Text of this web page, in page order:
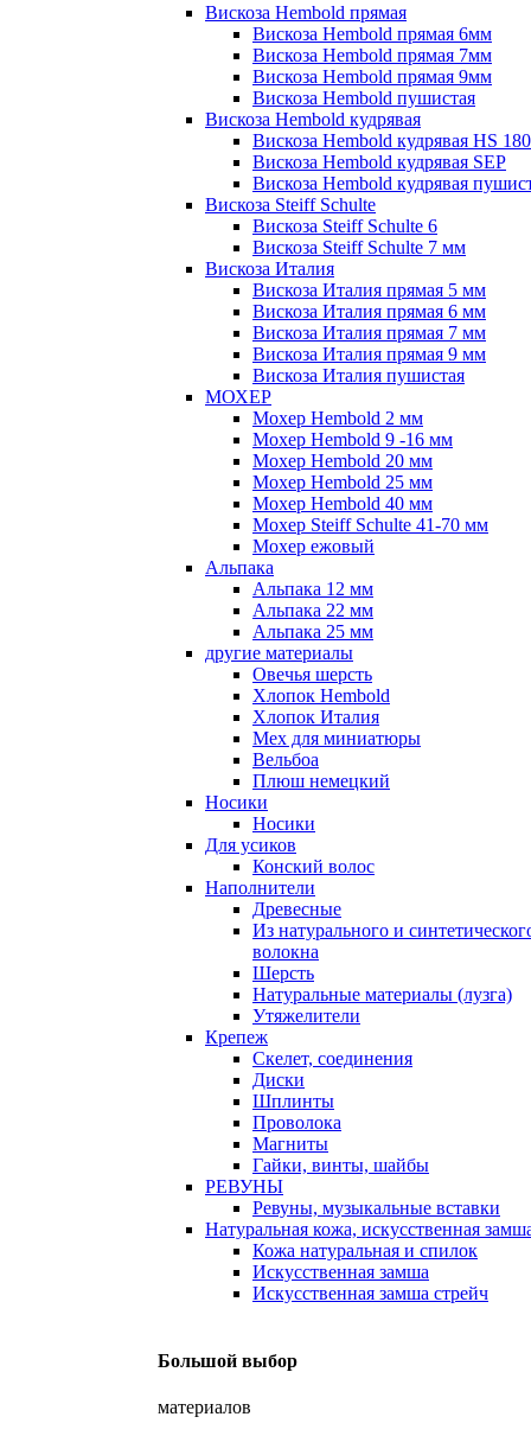
Вискоза Hembold прямая
Вискоза Hembold прямая 6мм
Вискоза Hembold прямая 7мм
Вискоза Hembold прямая 9мм
Вискоза Hembold пушистая
Вискоза Hembold кудрявая
Вискоза Hembold кудрявая HS 180
Вискоза Hembold кудрявая SEP
Вискоза Hembold кудрявая
Вискоза Steiff Schulte
Вискоза Steiff Schulte 6
Вискоза Steiff Schulte 7 мм
Вискоза Италия
Вискоза Италия прямая 5 мм
Вискоза Италия прямая 6 мм
Вискоза Италия прямая 7 мм
Вискоза Италия прямая 9 мм
Вискоза Италия пушистая
МОХЕР
Мохер Hembold 2 мм
Мохер Hembold 9 -16 мм
Мохер Hembold 20 мм
Мохер Hembold 25 мм
Мохер Hembold 40 мм
Мохер Steiff Schulte 41-70 мм
Мохер ежовый
Альпака
Альпака 12 мм
Альпака 22 мм
Альпака 25 мм
другие материалы
Овечья шерсть
Хлопок Hembold
Хлопок Италия
Мех для миниатюры
Вельбоа
Плюш немецкий
Носики
Носики
Для усиков
Конский волос
Наполнители
Древесные
Из натурального и
волокна
Шерсть
Натуральные материалы (лузга)
Утяжелители
Крепеж
Скелет, соединения
Диски
Шплинты
Проволока
Магниты
Гайки, винты, шайбы
РЕВУНЫ
Ревуны, музыкальные вставки
Натуральная кожа, искусственная
Кожа натуральная и спилок
Искусственная замша
Искусственная замша стрейч
Большой выбор
материалов